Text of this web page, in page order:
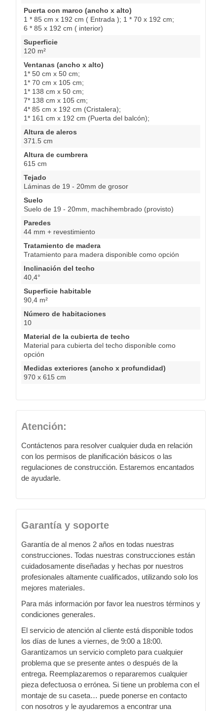
Puerta con marco (ancho x alto)
1 * 85 cm x 192 cm ( Entrada ); 1 * 70 x 192 cm;
6 * 85 x 192 cm ( interior)
Superficie
120 m²
Ventanas (ancho x alto)
1* 50 cm x 50 cm;
1* 70 cm x 105 cm;
1* 138 cm x 50 cm;
7* 138 cm x 105 cm;
4* 85 cm x 192 cm (Cristalera);
1* 161 cm x 192 cm (Puerta del balcón);
Altura de aleros
371.5 cm
Altura de cumbrera
615 cm
Tejado
Láminas de 19 - 20mm de grosor
Suelo
Suelo de 19 - 20mm, machihembrado (provisto)
Paredes
44 mm + revestimiento
Tratamiento de madera
Tratamiento para madera disponible como opción
Inclinación del techo
40,4°
Superficie habitable
90,4 m²
Número de habitaciones
10
Material de la cubierta de techo
Material para cubierta del techo disponible como
opción
Medidas exteriores (ancho x profundidad)
970 x 615 cm
Atención:
Contáctenos para resolver cualquier duda en relación
con los permisos de planificación básicos o las
regulaciones de construcción. Estaremos encantados
de ayudarle.
Garantía y soporte
Garantía de al menos 2 años en todas nuestras
construcciones. Todas nuestras construcciones están
cuidadosamente diseñadas y hechas por nuestros
profesionales altamente cualificados, utilizando solo los
mejores materiales.
Para más información por favor lea nuestros términos y
condiciones generales.
El servicio de atención al cliente está disponible todos
los días de lunes a viernes, de 9:00 a 18:00.
Garantizamos un servicio completo para cualquier
problema que se presente antes o después de la
entrega. Reemplazaremos o repararemos cualquier
pieza defectuosa o errónea. Si tiene un problema con el
montaje de su caseta… puede ponerse en contacto
con nosotros y le ayudaremos a encontrar una